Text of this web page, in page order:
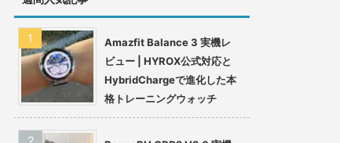
Amazfit Balance 3 実機レ
ビュー | HYROX公式対応と
HybridChargeで進化した本
格トレーニングウォッチ